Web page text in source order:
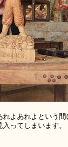
よあれよという
ってしまいます。